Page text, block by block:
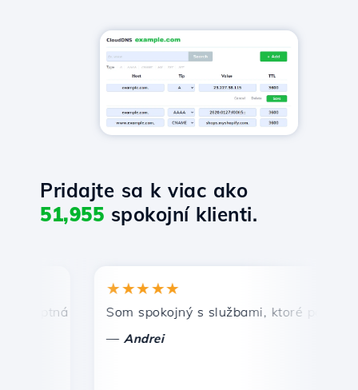
Pridajte sa k viac ako
51,955 spokojní klienti.
a efektívna technická podpora.
★★★★★
Som spokojný s službami, ktoré ponúka
Andrei